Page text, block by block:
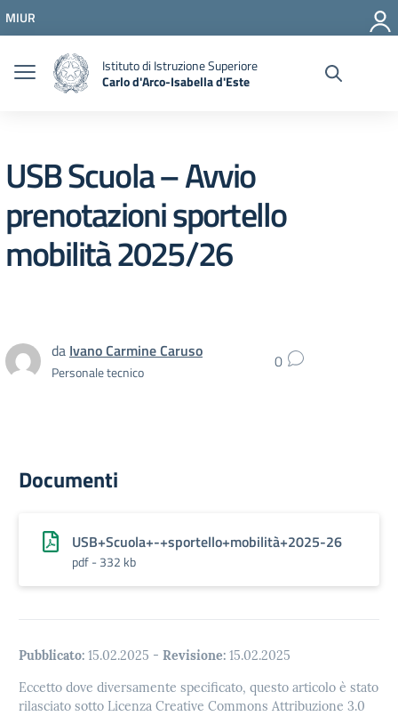
Vai al menu di navigazione
Vai al footer
MIUR
Istituto di Istruzione Superiore
Carlo d'Arco-Isabella d'Este
USB Scuola – Avvio
prenotazioni sportello
mobilità 2025/26
da Ivano Carmine Caruso
Personale tecnico 0
Documenti
USB+Scuola+-+sportello+mobilità+2025-26
pdf - 332 kb
Pubblicato: 15.02.2025 - Revisione: 15.02.2025
Eccetto dove diversamente specificato, questo articolo è stato
rilasciato sotto Licenza Creative Commons Attribuzione 3.0